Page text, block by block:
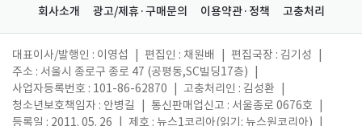
회사소개 광고/제휴·구매문의 이용약관·정책 고충처리
대표이사/발행인 : 이영섭 편집인 : 채원배 편집국장 : 김기성
주소 : 서울시 종로구 종로 47 (공평동,SC빌딩17층)
사업자등록번호 : 101-86-62870
고충처리인 : 김성환
청소년보호책임자 : 안병길
통신판매업신고 : 서울종로 0676호
등록일 : 2011. 05. 26
제호 : 뉴스1코리아(읽기: 뉴스원코리아)